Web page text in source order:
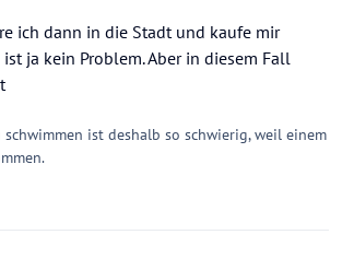
ich dann in die Stadt und kaufe mir
ja kein Problem. Aber in diesem Fall
schwimmen ist deshalb so schwierig, weil einem